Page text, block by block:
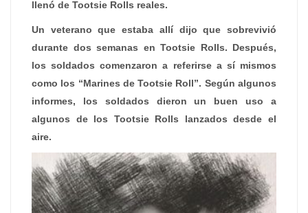
llenó de Tootsie Rolls reales.
Un veterano que estaba allí dijo que sobrevivió
durante dos semanas en Tootsie Rolls. Después,
los soldados comenzaron a referirse a sí mismos
como los “Marines de Tootsie Roll”. Según algunos
informes, los soldados dieron un buen uso a
algunos de los Tootsie Rolls lanzados desde el
aire.